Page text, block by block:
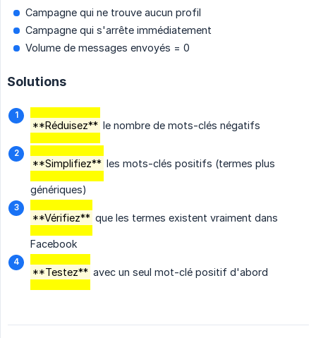
Campagne qui ne trouve aucun profil
Campagne qui s'arrête immédiatement
Volume de messages envoyés = 0
Solutions
**Réduisez** le nombre de mots-clés négatifs
**Simplifiez** les mots-clés positifs (termes plus
génériques)
**Vérifiez** que les termes existent vraiment dans
Facebook
**Testez** avec un seul mot-clé positif d'abord